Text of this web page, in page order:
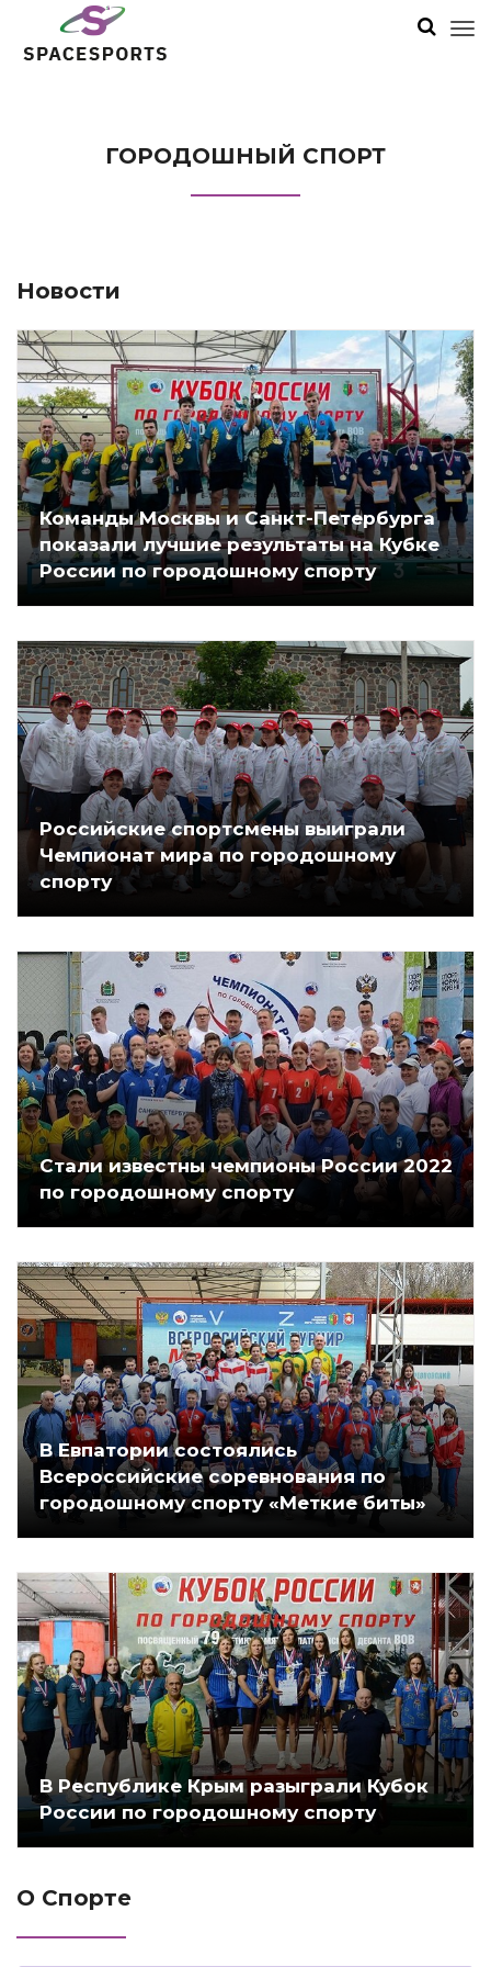
ГОРОДОШНЫЙ СПОРТ
Новости
Команды Москвы и Санкт-Петербурга
показали лучшие результаты на Кубке
России по городошному спорту
Российские спортсмены выиграли
Чемпионат мира по городошному
спорту
Стали известны чемпионы России 2022
по городошному спорту
В Евпатории состоялись
Всероссийские соревнования по
городошному спорту «Меткие биты»
В Республике Крым разыграли Кубок
России по городошному спорту
О Спорте